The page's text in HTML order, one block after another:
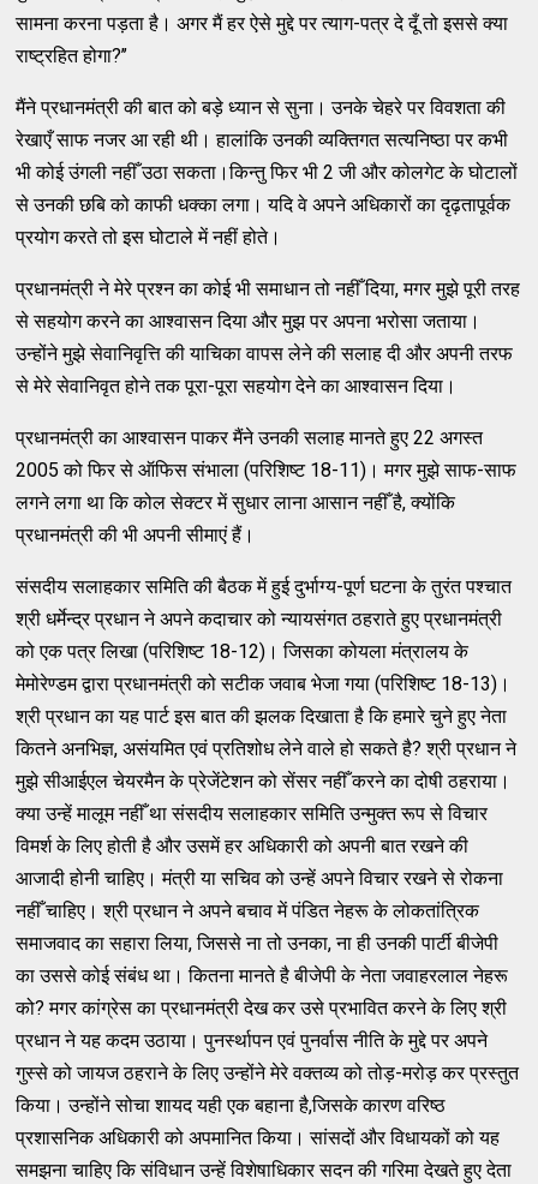
सामना करना पड़ता है। अगर मैं हर ऐसे मुद्दे पर त्याग-पत्र दे दूँ तो इससे क्या
राष्ट्रहित होगा?’’
मैंने प्रधानमंत्री की बात को बड़े ध्यान से सुना। उनके चेहरे पर विवशता की
रेखाएँ साफ नजर आ रही थी। हालांकि उनकी व्यक्तिगत सत्यनिष्ठा पर कभी
भी कोई उंगली नहीँ उठा सकता।किन्तु फिर भी 2 जी और कोलगेट के घोटालों
से उनकी छबि को काफी धक्का लगा। यदि वे अपने अधिकारों का दृढ़तापूर्वक
प्रयोग करते तो इस घोटाले में नहीं होते।
प्रधानमंत्री ने मेरे प्रश्न का कोई भी समाधान तो नहीँ दिया, मगर मुझे पूरी तरह
से सहयोग करने का आश्वासन दिया और मुझ पर अपना भरोसा जताया।
उन्होंने मुझे सेवानिवृत्ति की याचिका वापस लेने की सलाह दी और अपनी तरफ
से मेरे सेवानिवृत होने तक पूरा-पूरा सहयोग देने का आश्वासन दिया।
प्रधानमंत्री का आश्वासन पाकर मैंने उनकी सलाह मानते हुए 22 अगस्त
2005 को फिर से ऑफिस संभाला (परिशिष्ट 18-11)। मगर मुझे साफ-साफ
लगने लगा था कि कोल सेक्टर में सुधार लाना आसान नहीँ है, क्योंकि
प्रधानमंत्री की भी अपनी सीमाएं हैं।
संसदीय सलाहकार समिति की बैठक में हुई दुर्भाग्य-पूर्ण घटना के तुरंत पश्चात
श्री धर्मेन्द्र प्रधान ने अपने कदाचार को न्यायसंगत ठहराते हुए प्रधानमंत्री
को एक पत्र लिखा (परिशिष्ट 18-12)। जिसका कोयला मंत्रालय के
मेमोरेण्डम द्वारा प्रधानमंत्री को सटीक जवाब भेजा गया (परिशिष्ट 18-13)।
श्री प्रधान का यह पार्ट इस बात की झलक दिखाता है कि हमारे चुने हुए नेता
कितने अनभिज्ञ, असंयमित एवं प्रतिशोध लेने वाले हो सकते है? श्री प्रधान ने
मुझे सीआईएल चेयरमैन के प्रेजेंटेशन को सेंसर नहीँ करने का दोषी ठहराया।
क्या उन्हें मालूम नहीँ था संसदीय सलाहकार समिति उन्मुक्त रूप से विचार
विमर्श के लिए होती है और उसमें हर अधिकारी को अपनी बात रखने की
आजादी होनी चाहिए। मंत्री या सचिव को उन्हें अपने विचार रखने से रोकना
नहीँ चाहिए। श्री प्रधान ने अपने बचाव में पंडित नेहरू के लोकतांत्रिक
समाजवाद का सहारा लिया, जिससे ना तो उनका, ना ही उनकी पार्टी बीजेपी
का उससे कोई संबंध था। कितना मानते है बीजेपी के नेता जवाहरलाल नेहरू
को? मगर कांग्रेस का प्रधानमंत्री देख कर उसे प्रभावित करने के लिए श्री
प्रधान ने यह कदम उठाया। पुनर्स्थापन एवं पुनर्वास नीति के मुद्दे पर अपने
गुस्से को जायज ठहराने के लिए उन्होंने मेरे वक्तव्य को तोड़-मरोड़ कर प्रस्तुत
किया। उन्होंने सोचा शायद यही एक बहाना है,जिसके कारण वरिष्ठ
प्रशासनिक अधिकारी को अपमानित किया। सांसदों और विधायकों को यह
समझना चाहिए कि संविधान उन्हें विशेषाधिकार सदन की गरिमा देखते हुए देता